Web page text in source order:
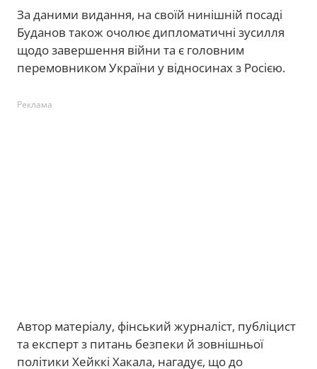
За даними видання, на своїй нинішній посаді
Буданов також очолює дипломатичні зусилля
щодо завершення війни та є головним
перемовником України у відносинах з Росією.
Реклама
Автор матеріалу, фінський журналіст, публіцист
та експерт з питань безпеки й зовнішньої
політики Хейккі Хакала, нагадує, що до